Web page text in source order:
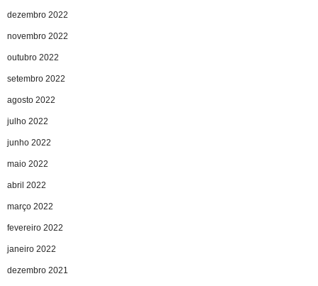
dezembro 2022
novembro 2022
outubro 2022
setembro 2022
agosto 2022
julho 2022
junho 2022
maio 2022
abril 2022
março 2022
fevereiro 2022
janeiro 2022
dezembro 2021